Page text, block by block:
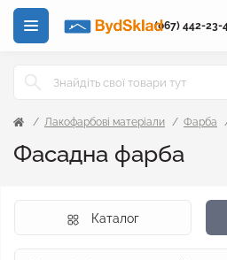
(067) 442-23-
Лакофарбові матеріали Фарба
Фасадна фарба
Каталог